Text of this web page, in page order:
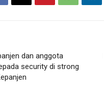
dan anggota
security di strong